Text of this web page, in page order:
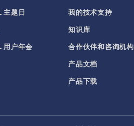
主题日
用户年会
我的技术支持
知识库
合作伙伴和咨询机构
产品文档
产品下载